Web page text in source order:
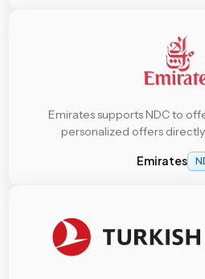
Emirates supports NDC to
personalized offers
Emirates